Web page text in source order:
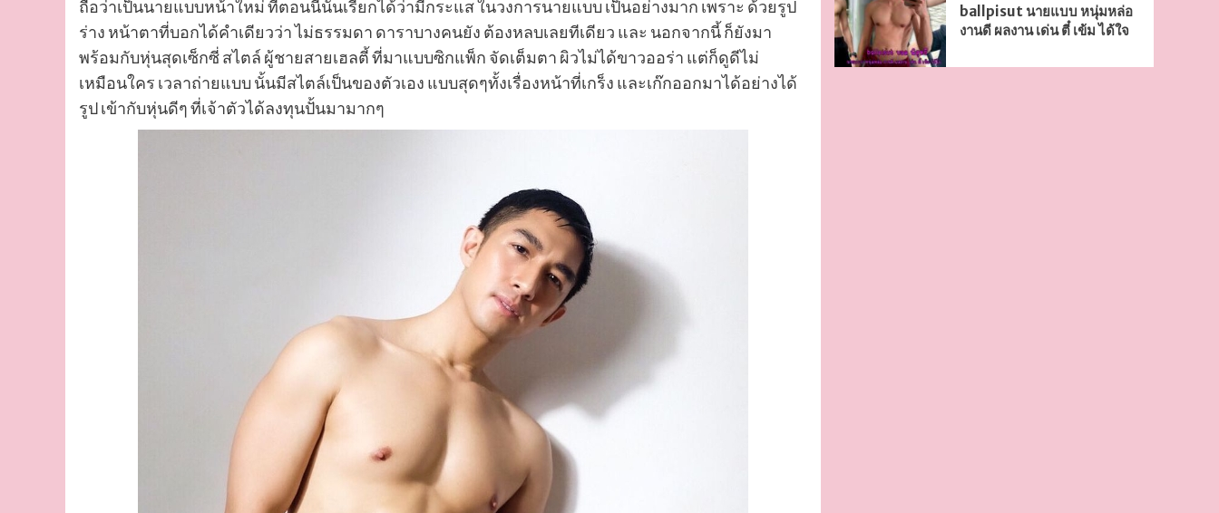
ถือว่าเป็นนายแบบหน้าใหม่ ที่ตอนนี้นั้นเรียกได้ว่ามีกระแส ในวงการนายแบบ เป็นอย่างมาก เพราะ ด้วยรูป
ร่าง หน้าตาที่บอกได้คำเดียวว่า ไม่ธรรมดา ดาราบางคนยัง ต้องหลบเลยทีเดียว และ นอกจากนี้ ก็ยังมา
พร้อมกับหุ่นสุดเซ็กซี่ สไตล์ ผู้ชายสายเฮลตี้ ที่มาแบบซิกแพ็ก จัดเต็มตา ผิวไม่ได้ขาวออร่า แต่ก็ดูดีไม่
เหมือนใคร เวลาถ่ายแบบ นั้นมีสไตล์เป็นของตัวเอง แบบสุดๆทั้งเรื่องหน้าที่เกร็ง และเก๊กออกมาได้อย่างได้
รูป เข้ากับหุ่นดีๆ ที่เจ้าตัวได้ลงทุนปั้นมามากๆ
ballpisut นายแบบ หนุ่มหล่อ
งานดี ผลงาน เด่น ตี๋ เข้ม ได้ใจ